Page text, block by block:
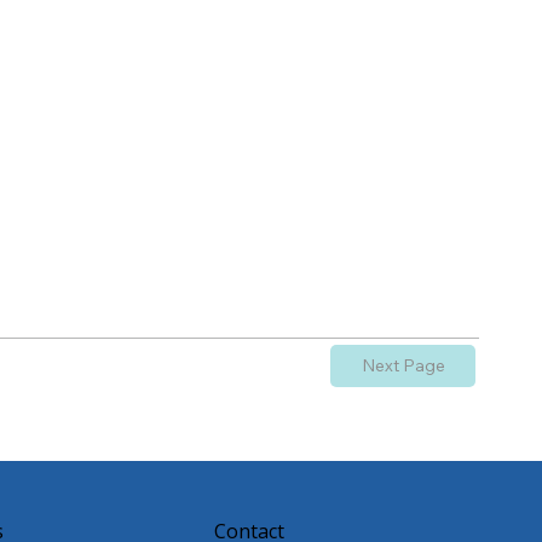
Next Page
Contact